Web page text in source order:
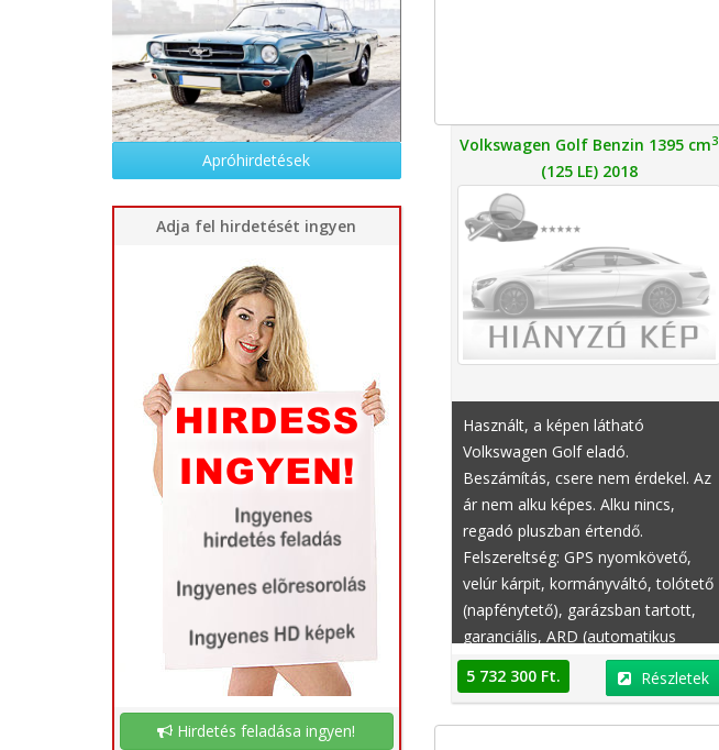
Apróhirdetések
Adja fel hirdetését ingyen
Hirdetés feladása ingyen!
Volkswagen Golf Benzin 1395 cm3
(125 LE) 2018
Használt, a képen látható
Volkswagen Golf eladó.
Beszámítás, csere nem érdekel. Az
ár nem alku képes. Alku nincs,
regadó pluszban értendő.
Felszereltség: GPS nyomkövető,
velúr kárpit, kormányváltó, tolótető
(napfénytető), garázsban tartott,
garanciális, ARD (automatikus
távolságtartó), indításgátló
(immobiliser), hátsó fejtámlák,
5 732 300 Ft. Részletek